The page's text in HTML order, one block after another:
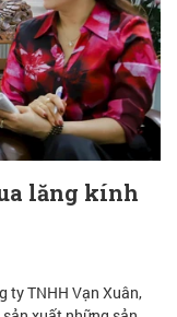
lăng kính
ty TNHH Vạn Xuân,